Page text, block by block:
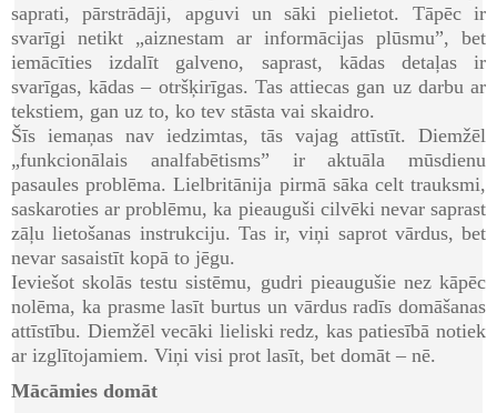
saprati, pārstrādāji, apguvi un sāki pielietot. Tāpēc ir
svarīgi netikt „aiznestam ar informācijas plūsmu”, bet
iemācīties izdalīt galveno, saprast, kādas detaļas ir
svarīgas, kādas – otršķirīgas. Tas attiecas gan uz darbu ar
tekstiem, gan uz to, ko tev stāsta vai skaidro.
Šīs iemaņas nav iedzimtas, tās vajag attīstīt. Diemžēl
„funkcionālais analfabētisms” ir aktuāla mūsdienu
pasaules problēma. Lielbritānija pirmā sāka celt trauksmi,
saskaroties ar problēmu, ka pieauguši cilvēki nevar saprast
zāļu lietošanas instrukciju. Tas ir, viņi saprot vārdus, bet
nevar sasaistīt kopā to jēgu.
Ieviešot skolās testu sistēmu, gudri pieaugušie nez kāpēc
nolēma, ka prasme lasīt burtus un vārdus radīs domāšanas
attīstību. Diemžēl vecāki lieliski redz, kas patiesībā notiek
ar izglītojamiem. Viņi visi prot lasīt, bet domāt – nē.
Mācāmies domāt